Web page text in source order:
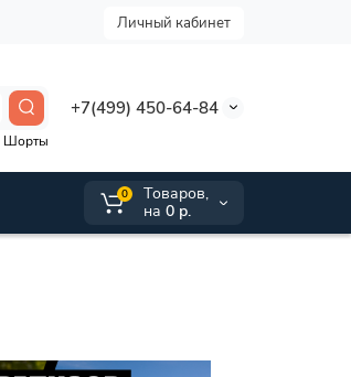
Личный кабинет
+7(499) 450-64-84
Шорты
0
Tоваров,
на 0 р.